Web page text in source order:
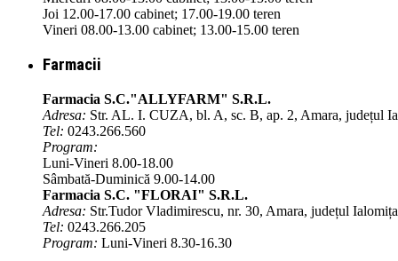
Joi 12.00-17.00 cabinet; 17.00-19.00 teren
Vineri 08.00-13.00 cabinet; 13.00-15.00 teren
Farmacii
Farmacia S.C."ALLYFARM" S.R.L.
Adresa: Str. AL. I. CUZA, bl. A, sc. B, ap. 2, Amara, județul
Tel: 0243.266.560
Program:
Luni-Vineri 8.00-18.00
Sâmbată-Duminică 9.00-14.00
Farmacia S.C. "FLORAI" S.R.L.
Adresa: Str.Tudor Vladimirescu, nr. 30, Amara, județul Ialomița
Tel: 0243.266.205
Program: Luni-Vineri 8.30-16.30